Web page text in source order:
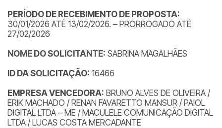
PERÍODO DE RECEBIMENTO DE PROPOSTA:
30/01/2026 ATÉ 13/02/2026. – PRORROGADO ATÉ
27/02/2026
NOME DO SOLICITANTE: SABRINA MAGALHÃES
ID DA SOLICITAÇÃO: 16466
EMPRESA VENCEDORA: BRUNO ALVES DE OLIVEIRA /
ERIK MACHADO / RENAN FAVARETTO MANSUR / PAIOL
DIGITAL LTDA – ME / MACULELE COMUNICAÇÃO DIGITAL
LTDA / LUCAS COSTA MERCADANTE